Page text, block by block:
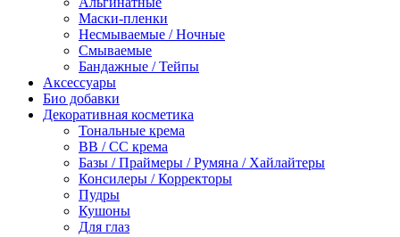
Маски-пленки
Несмываемые / Ночные
Смываемые
Бандажные / Тейпы
Аксессуары
Био добавки
Декоративная косметика
Тональные крема
BB / СС крема
Базы / Праймеры / Румяна / Хайлайтеры
Консилеры / Корректоры
Пудры
Кушоны
Для глаз